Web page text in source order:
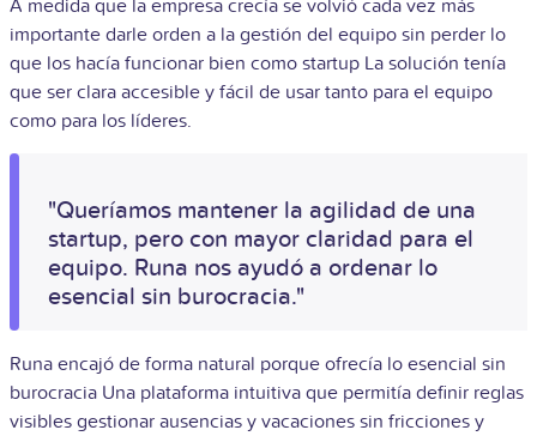
A medida que la empresa crecía se volvió cada vez más
importante darle orden a la gestión del equipo sin perder lo
que los hacía funcionar bien como startup La solución tenía
que ser clara accesible y fácil de usar tanto para el equipo
como para los líderes.
"Queríamos mantener la agilidad de una
startup, pero con mayor claridad para el
equipo. Runa nos ayudó a ordenar lo
esencial sin burocracia."
Runa encajó de forma natural porque ofrecía lo esencial sin
burocracia Una plataforma intuitiva que permitía definir reglas
visibles gestionar ausencias y vacaciones sin fricciones y